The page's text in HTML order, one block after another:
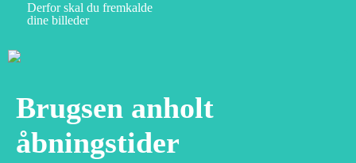
Derfor skal du fremkalde
dine billeder
Brugsen anholt
åbningstider